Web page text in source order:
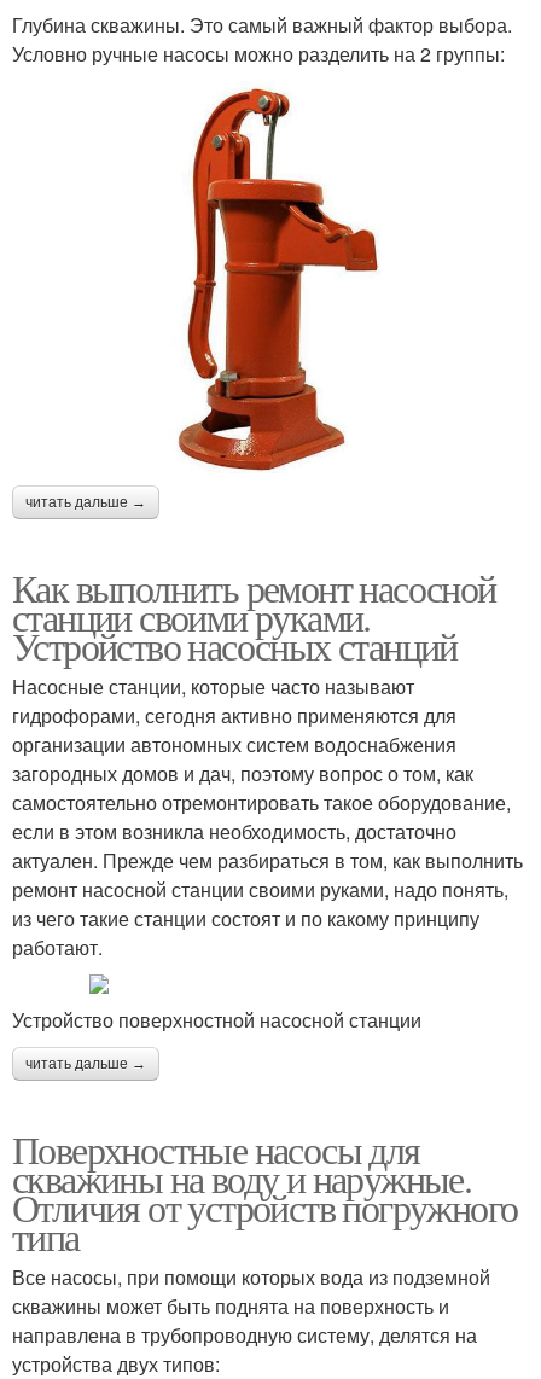
Глубина скважины. Это самый важный фактор выбора.
Условно ручные насосы можно разделить на 2 группы:
читать дальше →
Как выполнить ремонт насосной
станции своими руками.
Устройство насосных станций
Насосные станции, которые часто называют
гидрофорами, сегодня активно применяются для
организации автономных систем водоснабжения
загородных домов и дач, поэтому вопрос о том, как
самостоятельно отремонтировать такое оборудование,
если в этом возникла необходимость, достаточно
актуален. Прежде чем разбираться в том, как выполнить
ремонт насосной станции своими руками, надо понять,
из чего такие станции состоят и по какому принципу
работают.
Устройство поверхностной насосной станции
читать дальше →
Поверхностные насосы для
скважины на воду и наружные.
Отличия от устройств погружного
типа
Все насосы, при помощи которых вода из подземной
скважины может быть поднята на поверхность и
направлена в трубопроводную систему, делятся на
устройства двух типов: